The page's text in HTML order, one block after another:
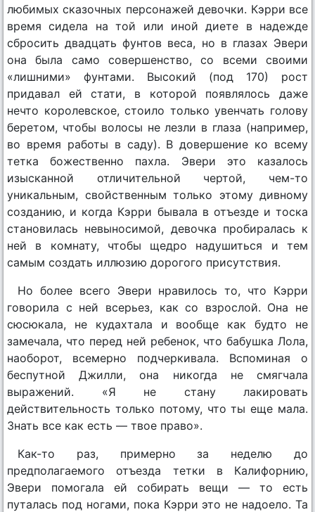
любимых сказочных персонажей девочки. Кэрри все
время сидела на той или иной диете в надежде
сбросить двадцать фунтов веса, но в глазах Эвери
она была само совершенство, со всеми своими
«лишними» фунтами. Высокий (под 170) рост
придавал ей стати, в которой появлялось даже
нечто королевское, стоило только увенчать голову
беретом, чтобы волосы не лезли в глаза (например,
во время работы в саду). В довершение ко всему
тетка божественно пахла. Эвери это казалось
изысканной отличительной чертой, чем-то
уникальным, свойственным только этому дивному
созданию, и когда Кэрри бывала в отъезде и тоска
становилась невыносимой, девочка пробиралась к
ней в комнату, чтобы щедро надушиться и тем
самым создать иллюзию дорогого присутствия.
Но более всего Эвери нравилось то, что Кэрри
говорила с ней всерьез, как со взрослой. Она не
сюсюкала, не кудахтала и вообще как будто не
замечала, что перед ней ребенок, что бабушка Лола,
наоборот, всемерно подчеркивала. Вспоминая о
беспутной Джилли, она никогда не смягчала
выражений. «Я не стану лакировать
действительность только потому, что ты еще мала.
Знать все как есть — твое право».
Как-то раз, примерно за неделю до
предполагаемого отъезда тетки в Калифорнию,
Эвери помогала ей собирать вещи — то есть
путалась под ногами, пока Кэрри это не надоело. Та